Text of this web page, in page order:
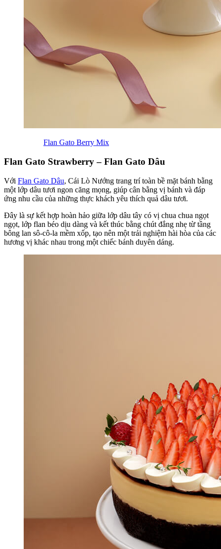
Flan Gato Berry Mix
Flan Gato Strawberry – Flan Gato Dâu
Với Flan Gato Dâu, Cái Lò Nướng trang trí toàn bề mặt bánh bằng
một lớp dâu tươi ngon căng mọng, giúp cân bằng vị bánh và đáp
ứng nhu cầu của những thực khách yêu thích quả dâu tươi.
Đây là sự kết hợp hoàn hảo giữa lớp dâu tây có vị chua chua ngọt
ngọt, lớp flan béo dịu dàng và kết thúc bằng chút đắng nhẹ từ tầng
bông lan sô-cô-la mềm xốp, tạo nên một trải nghiệm hài hòa của các
hương vị khác nhau trong một chiếc bánh duyên dáng.